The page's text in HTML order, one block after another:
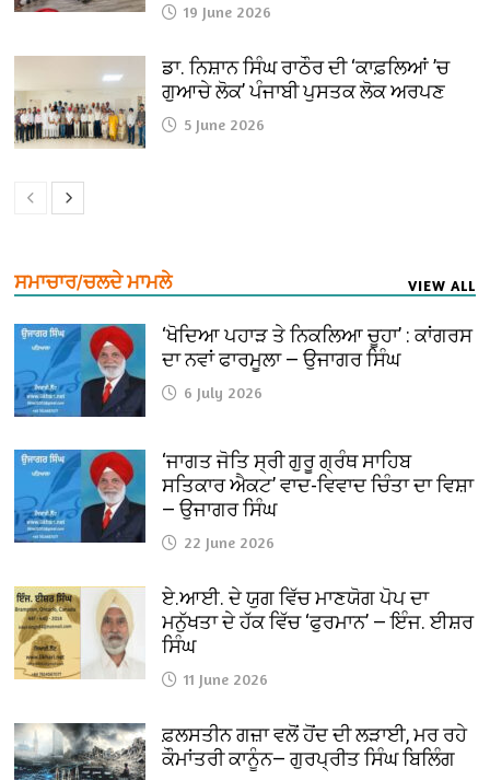
19 June 2026
ਡਾ. ਨਿਸ਼ਾਨ ਸਿੰਘ ਰਾਠੌਰ ਦੀ ‘ਕਾਫ਼ਲਿਆਂ ’ਚ
ਗੁਆਚੇ ਲੋਕ’ ਪੰਜਾਬੀ ਪੁਸਤਕ ਲੋਕ ਅਰਪਣ
5 June 2026
ਸਮਾਚਾਰ/ਚਲਦੇ ਮਾਮਲੇ VIEW ALL
‘ਖੋਦਿਆ ਪਹਾੜ ਤੇ ਨਿਕਲਿਆ ਚੂਹਾ’ : ਕਾਂਗਰਸ
ਦਾ ਨਵਾਂ ਫਾਰਮੂਲਾ — ਉਜਾਗਰ ਸਿੰਘ
6 July 2026
‘ਜਾਗਤ ਜੋਤਿ ਸ੍ਰੀ ਗੁਰੂ ਗ੍ਰੰਥ ਸਾਹਿਬ
ਸਤਿਕਾਰ ਐਕਟ’ ਵਾਦ-ਵਿਵਾਦ ਚਿੰਤਾ ਦਾ ਵਿਸ਼ਾ
— ਉਜਾਗਰ ਸਿੰਘ
22 June 2026
ਏ.ਆਈ. ਦੇ ਯੁਗ ਵਿੱਚ ਮਾਣਯੋਗ ਪੋਪ ਦਾ
ਮਨੁੱਖਤਾ ਦੇ ਹੱਕ ਵਿੱਚ ‘ਫੁਰਮਾਨ’ — ਇੰਜ. ਈਸ਼ਰ
ਸਿੰਘ
11 June 2026
ਫ਼ਲਸਤੀਨ ਗਜ਼ਾ ਵਲੋਂ ਹੋਂਦ ਦੀ ਲੜਾਈ, ਮਰ ਰਹੇ
ਕੌਮਾਂਤਰੀ ਕਾਨੂੰਨ— ਗੁਰਪ੍ਰੀਤ ਸਿੰਘ ਬਿਲਿੰਗ